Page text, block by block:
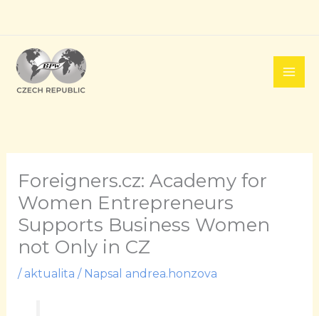
obsah
Foreigners.cz: Academy for
Women Entrepreneurs
Supports Business Women
not Only in CZ
/ aktualita / Napsal andrea.honzova